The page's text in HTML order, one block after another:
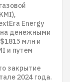
Energy
денежными
млн и
и путем
закрытие
2024 года.